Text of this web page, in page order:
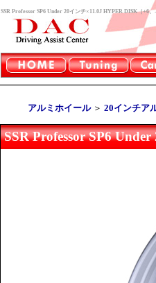
SSR Professor SP6 Under 20インチ×11.0J HYPER DISK（
アルミホイール＞ 20インチア
SSR Professor SP6